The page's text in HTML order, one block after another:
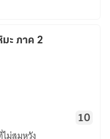
ะ ภาค 2
10